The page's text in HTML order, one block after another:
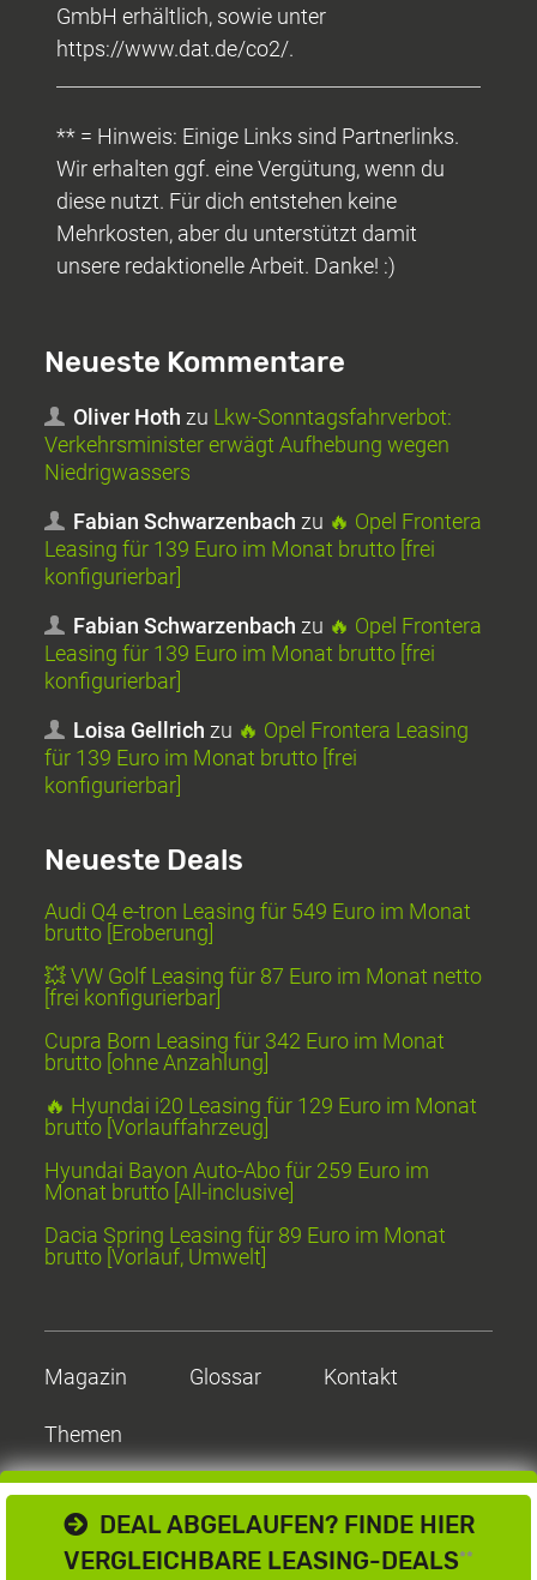
DEAL ABGELAUFEN? FINDE HIER
VERGLEICHBARE LEASING-DEALS**
GmbH erhältlich, sowie unter
https://www.dat.de/co2/.
** = Hinweis: Einige Links sind Partnerlinks.
Wir erhalten ggf. eine Vergütung, wenn du
diese nutzt. Für dich entstehen keine
Mehrkosten, aber du unterstützt damit
unsere redaktionelle Arbeit. Danke! :)
Neueste Kommentare
Oliver Hoth zu Lkw-Sonntagsfahrverbot:
Verkehrsminister erwägt Aufhebung wegen
Niedrigwassers
Fabian Schwarzenbach zu 🔥 Opel Frontera
Leasing für 139 Euro im Monat brutto [frei
konfigurierbar]
Fabian Schwarzenbach zu 🔥 Opel Frontera
Leasing für 139 Euro im Monat brutto [frei
konfigurierbar]
Loisa Gellrich zu 🔥 Opel Frontera Leasing
für 139 Euro im Monat brutto [frei
konfigurierbar]
Neueste Deals
Audi Q4 e-tron Leasing für 549 Euro im Monat
brutto [Eroberung]
💥 VW Golf Leasing für 87 Euro im Monat netto
[frei konfigurierbar]
Cupra Born Leasing für 342 Euro im Monat
brutto [ohne Anzahlung]
🔥 Hyundai i20 Leasing für 129 Euro im Monat
brutto [Vorlauffahrzeug]
Hyundai Bayon Auto-Abo für 259 Euro im
Monat brutto [All-inclusive]
Dacia Spring Leasing für 89 Euro im Monat
brutto [Vorlauf, Umwelt]
Magazin Glossar Kontakt
Themen